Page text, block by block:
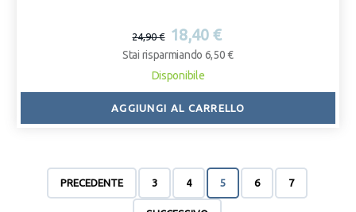
24,90 € 18,40 €
Stai risparmiando 6,50 €
Disponibile
AGGIUNGI AL CARRELLO
PRECEDENTE 3 4 5 6 7